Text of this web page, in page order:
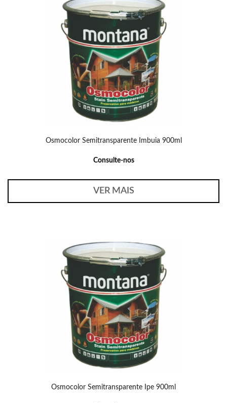
Osmocolor Semitransparente Imbuia 900ml
Consulte-nos
VER MAIS
Osmocolor Semitransparente Ipe 900ml